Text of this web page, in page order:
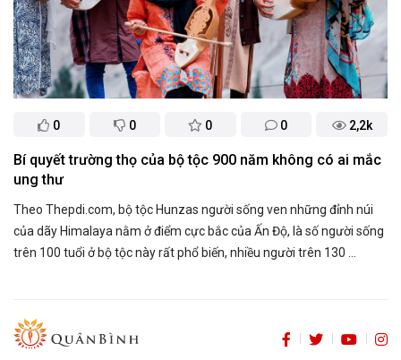
0 0 0 0 2,2k
Bí quyết trường thọ của bộ tộc 900 năm không có ai mắc
ung thư
Theo Thepdi.com, bộ tộc Hunzas người sống ven những đỉnh núi
của dãy Himalaya nằm ở điểm cực bắc của Ấn Độ, là số người sống
trên 100 tuổi ở bộ tộc này rất phổ biến, nhiều người trên 130 ...